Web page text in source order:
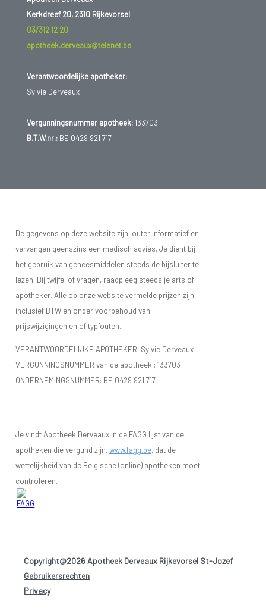
Kerkdreef 20, 2310 Rijkevorsel
03/312 12 20
apotheek.derveaux@telenet.be
Verantwoordelijke apotheker:
Sylvie Derveaux
Vergunningsnummer apotheek:133703
B.T.W.nr.:BE 0429 921 717
De gegevens op deze website zijn louter informatief en
vervangen geenszins een medisch advies. Je dient bij
het gebruik van geneesmiddelen steeds de bijsluiter te
lezen. Bij twijfel of vragen, raadpleeg steeds je arts of
apotheker. Alle op onze website vermelde prijzen zijn
inclusief BTW en onder voorbehoud van
prijswijzigingen en of typfouten.
VERANTWOORDELIJKE APOTHEKER: Sylvie Derveaux
VERGUNNINGSNUMMER van de apotheek : 133703
ONDERNEMINGSNUMMER: BE 0429 921 717
Je vindt Apotheek Derveaux in de FAGG lijst van de
apotheken die vergund zijn. www.fagg.be, dat de
wettelijkheid van de Belgische (online) apotheken moet
controleren.
Copyright@2026 Apotheek Derveaux Rijkevorsel St-Jozef
Gebruikersrechten
Privacy